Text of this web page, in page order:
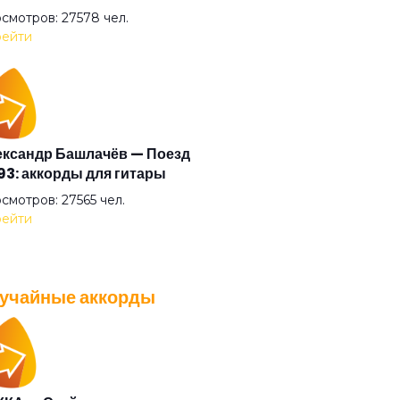
Казанского зверя
Никитин буги
27578 чел.
Башлачёв — Поезд
аккорды для гитары
27565 чел.
— Плохо танцевать: аккорды
26040 чел.
аккорды